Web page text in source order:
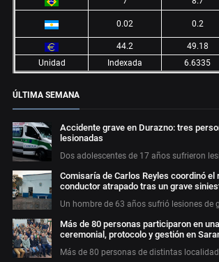
0.02 0.2
44.2
49.18
Unidad
Indexada 6.6335
ÚLTIMA SEMANA
Accidente grave en Durazno: tres
lesionadas
Dos adolescentes de 17 años sufrieron
Comisaría de Carlos Reyles coordinó el
conductor atrapado tras un grave
Un hombre de 63 años sufrió lesiones de
Más de 80 personas participaron en
ceremonial, protocolo y gestión en
Más de 80 personas de distintas